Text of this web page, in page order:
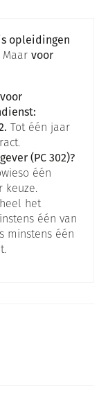
opleidingen
voor
voor
Tot één jaar
(PC 302)?
één
keuze.
het
één van
minstens één